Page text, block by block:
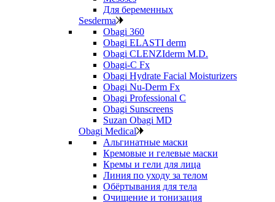
Для беременных
Sesderma
Obagi 360
Obagi ELASTI derm
Obagi CLENZIderm M.D.
Obagi-C Fx
Obagi Hydrate Facial Moisturizers
Obagi Nu-Derm Fx
Obagi Professional C
Obagi Sunscreens
Suzan Obagi MD
Obagi Medical
Альгинатные маски
Кремовые и гелевые маски
Кремы и гели для лица
Линия по уходу за телом
Обёртывания для тела
Очищение и тонизация